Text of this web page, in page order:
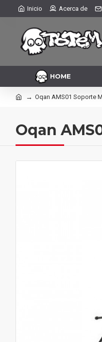
Inicio Acerca de
HOME
Oqan AMS01 Soporte
Oqan